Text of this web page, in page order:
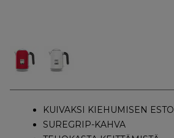
KUIVAKSI KIEHUMISEN ESTO
SUREGRIP-KAHVA